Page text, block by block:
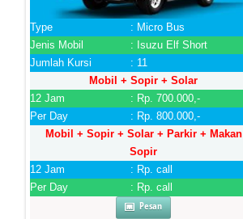
Type
: Micro Bus
Jenis Mobil
: Isuzu Elf Short
Jumlah Kursi
: 11
Mobil + Sopir + Solar
12 Jam
: Rp. 700.000,-
Per Day
: Rp. 800.000,-
Mobil + Sopir + Solar + Parkir + Makan
Sopir
12 Jam
: Rp. call
Per Day
: Rp. call
Pesan